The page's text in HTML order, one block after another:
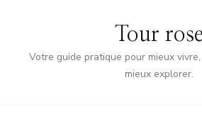
Tour rose
Votre guide pratique pour mieux
mieux explorer.